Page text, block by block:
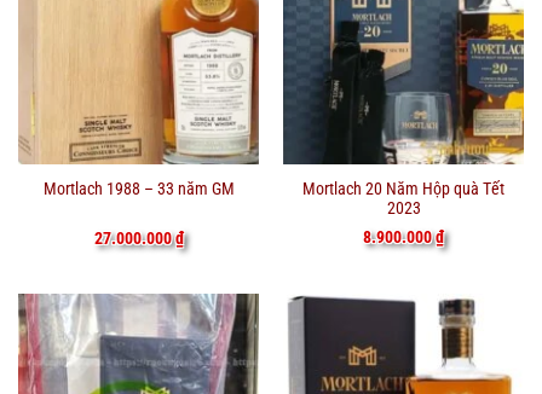
Mortlach 1988 – 33 năm GM
27.000.000₫
Mortlach 20 Năm Hộp quà Tết
2023
8.900.000₫